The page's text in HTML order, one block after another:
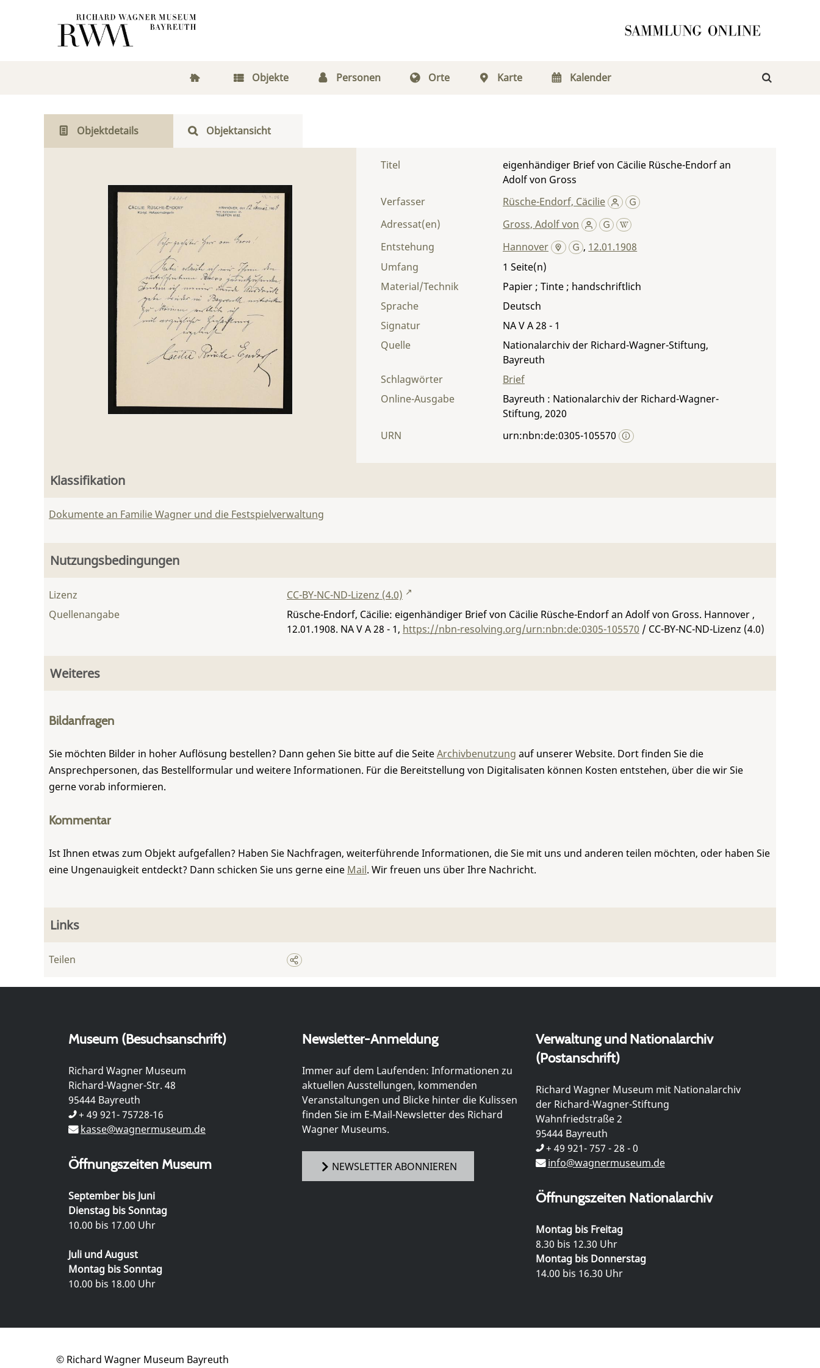
Objekte Personen Orte Karte Kalender
Objektdetails Objektansicht
Titel
eigenhändiger Brief von Cäcilie Rüsche-Endorf an
Adolf von Gross
Verfasser
Rüsche-Endorf, Cäcilie
Adressat(en)
Gross, Adolf von
Entstehung
Hannover , 12.01.1908
Umfang
1
Material/Technik
Papier ; Tinte ; handschriftlich
Sprache
Deutsch
Signatur
NA V A 28 - 1
Quelle
Nationalarchiv der Richard-Wagner-Stiftung,
Bayreuth
Schlagwörter
Brief
Online-Ausgabe
Bayreuth : Nationalarchiv der Richard-Wagner-
Stiftung, 2020
URN
urn:nbn:de:0305-105570
Klassifikation
Dokumente an Familie Wagner und die Festspielverwaltung
Nutzungsbedingungen
Lizenz
CC-BY-NC-ND-Lizenz (4.0)
Quellenangabe
Rüsche-Endorf, Cäcilie: eigenhändiger Brief von Cäcilie Rüsche-Endorf an Adolf von Gross. Hannover ,
12.01.1908. NA V A 28 - 1, https://nbn-resolving.org/urn:nbn:de:0305-105570 / CC-BY-NC-ND-Lizenz (4.0)
Weiteres
Bildanfragen
Sie möchten Bilder in hoher Auflösung bestellen? Dann gehen Sie bitte auf die SeiteArchivbenutzung auf unserer Website. Dort finden Sie die
Ansprechpersonen, das Bestellformular und weitere Informationen. Für die Bereitstellung von Digitalisaten können Kosten entstehen, über die wir Sie
gerne vorab informieren.
Kommentar
Ist Ihnen etwas zum Objekt aufgefallen? Haben Sie Nachfragen, weiterführende Informationen, die Sie mit uns und anderen teilen möchten, oder haben Sie
eine Ungenauigkeit entdeckt? Dann schicken Sie uns gerne eine Mail. Wir freuen uns über Ihre Nachricht.
Links
Teilen
Museum (Besuchsanschrift)
Richard Wagner Museum
Richard-Wagner-Str. 48
95444 Bayreuth
+ 49 921- 75728-16
kasse@wagnermuseum.de
Öffnungszeiten Museum
September bis Juni
Dienstag bis Sonntag
10.00 bis 17.00 Uhr
Juli und August
Montag bis Sonntag
10.00 bis 18.00 Uhr
Newsletter-Anmeldung
Immer auf dem Laufenden: Informationen zu
aktuellen Ausstellungen, kommenden
Veranstaltungen und Blicke hinter die Kulissen
finden Sie im E-Mail-Newsletter des Richard
Wagner Museums.
NEWSLETTER ABONNIEREN
Verwaltung und Nationalarchiv
(Postanschrift)
Richard Wagner Museum mit Nationalarchiv
der Richard-Wagner-Stiftung
Wahnfriedstraße 2
95444 Bayreuth
+ 49 921- 757 - 28 - 0
info@wagnermuseum.de
Öffnungszeiten Nationalarchiv
Montag bis Freitag
8.30 bis 12.30 Uhr
Montag bis Donnerstag
14.00 bis 16.30 Uhr
© Richard Wagner Museum Bayreuth